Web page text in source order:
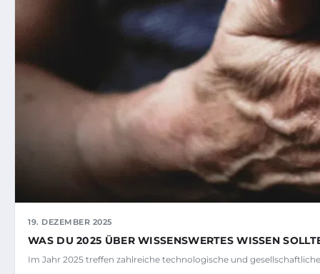
19. DEZEMBER 2025
WAS DU 2025 ÜBER WISSENSWERTES WISSEN
Im Jahr 2025 treffen zahlreiche technologische und